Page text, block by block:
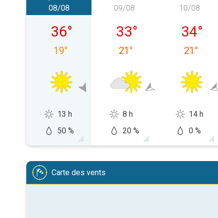
samedi 08/08
08/08
36°
19°
13 h
50 %
dimanche 09/08
09/08
33°
21 °
8 h
20 %
lundi 10/
10/08
34°
21 °
14 h
0 %
Carte des vents